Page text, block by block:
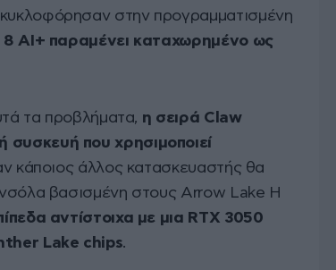
στην προγραμματισμένη
8 AI+ παραμένει καταχωρημένο ως
τα προβλήματα, η σειρά Claw
που χρησιμοποιεί
κάποιος άλλος κατασκευαστής θα
βασισμένη στους Arrow Lake H
αντίστοιχα με μια RTX 3050
Lake chips.